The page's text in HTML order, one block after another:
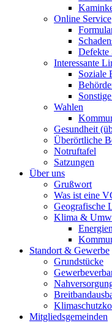
Online Service
Defekte
Interessante
Soziale
Wahlen
Gesundheit
Überörtliche
Notruftafel
Satzungen
Über uns
Grußwort
Was ist eine
Geografische
Klima &
Standort & Gewerbe
Grundstücke
Mitgliedsgemeinden